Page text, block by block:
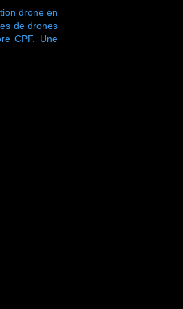
droneen
de drones
CPF. Une